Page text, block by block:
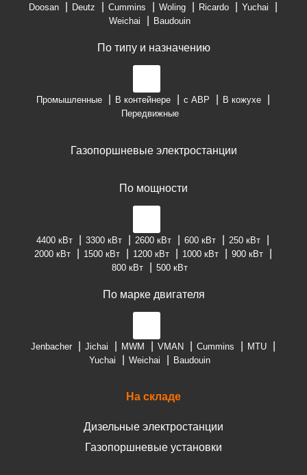
Doosan
Deutz Cummins Woling Ricardo
Yuchai
Weichai
Baudouin
По типу и назначению
Промышленные В контейнере с АВР
В кожухе
Передвижные
Газопоршневые электростанции
По мощности
4400 кВт 3300 кВт 2600 кВт 600 кВт
250 кВт
2000 кВт
1500 кВт 1200 кВт 1000 кВт
900 кВт
800 кВт
500 кВт
По марке двигателя
Jenbacher Jichai MWM VMAN Cummins
MTU
Yuchai
Weichai Baudouin
На складе
Дизельные электростанции
Газопоршневые установки